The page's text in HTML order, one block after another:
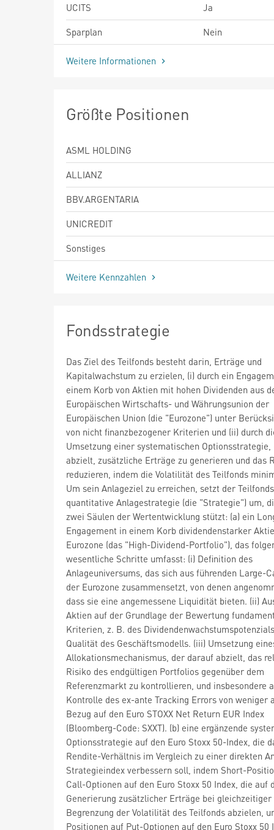
UCITS
Ja
Sparplan
Nein
Weitere Informationen
Größte Positionen
ASML HOLDING
ALLIANZ
BBV.ARGENTARIA
UNICREDIT
Sonstiges
Weitere Kennzahlen
Fondsstrategie
Das Ziel des Teilfonds besteht darin, Erträge und
Kapitalwachstum zu erzielen, (i) durch ein
einem Korb von Aktien mit hohen Dividenden aus
Europäischen Wirtschafts- und Währungsunion der
Europäischen Union (die "Eurozone") unter
von nicht finanzbezogener Kriterien und (ii) durch
Umsetzung einer systematischen
abzielt, zusätzliche Erträge zu generieren und das
reduzieren, indem die Volatilität des Teilfonds
Um sein Anlageziel zu erreichen, setzt der
quantitative Anlagestrategie (die "Strategie") um,
zwei Säulen der Wertentwicklung stützt: (a) ein
Engagement in einem Korb dividendenstarker
Eurozone (das "High-Dividend-Portfolio"), das
wesentliche Schritte umfasst: (i) Definition des
Anlageuniversums, das sich aus führenden Large-
der Eurozone zusammensetzt, von denen
dass sie eine angemessene Liquidität bieten. (ii)
Aktien auf der Grundlage der Bewertung
Kriterien, z. B. des
Qualität des Geschäftsmodells. (iii) Umsetzung
Allokationsmechanismus, der darauf abzielt, das
Risiko des endgültigen Portfolios gegenüber dem
Referenzmarkt zu kontrollieren, und insbesondere
Kontrolle des ex-ante Tracking Errors von weniger
Bezug auf den Euro STOXX Net Return EUR Index
(Bloomberg-Code: SXXT). (b) eine ergänzende
Optionsstrategie auf den Euro Stoxx 50-Index, die
Rendite-Verhältnis im Vergleich zu einer direkten
Strategieindex verbessern soll, indem Short-
Call-Optionen auf den Euro Stoxx 50 Index, die auf
Generierung zusätzlicher Erträge bei gleichzeitiger
Begrenzung der Volatilität des Teilfonds abzielen,
Positionen auf Put-Optionen auf den Euro Stoxx 50